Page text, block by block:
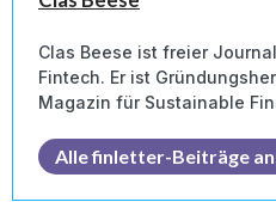
Clas Beese ist freier
Fintech. Er ist
Magazin für Sustainable
Alle finletter-Beiträge